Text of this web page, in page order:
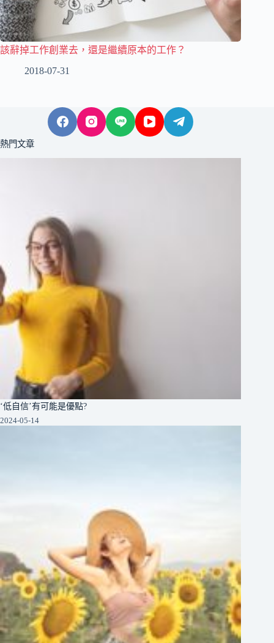
該辭掉工作創業去，還是繼續原本的工作？
2018-07-31
熱門文章
‘低自信’有可能是優點?
2024-05-14